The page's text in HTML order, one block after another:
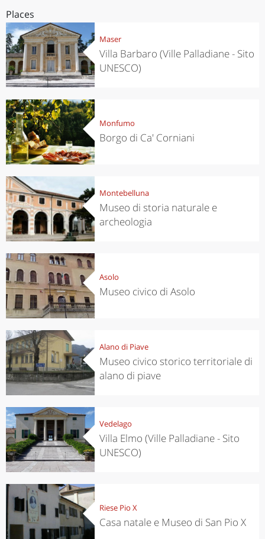
Places
Maser
Villa Barbaro (Ville Palladiane - Sito
UNESCO)
Monfumo
Borgo di Ca' Corniani
Montebelluna
Museo di storia naturale e
archeologia
Asolo
Museo civico di Asolo
Alano di Piave
Museo civico storico territoriale di
alano di piave
Vedelago
Villa Elmo (Ville Palladiane - Sito
UNESCO)
Riese Pio X
Casa natale e Museo di San Pio X